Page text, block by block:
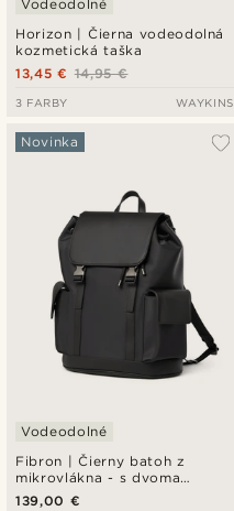
Horizon | Čierna vodeodolná
kozmetická taška
Vodeodolné
14,95 €
13,45 €
3 FARBY WAYKINS
Fibron | Čierny batoh z
mikrovlákna - s dvoma
prackami
Novinka
Vodeodolné
139,00 €